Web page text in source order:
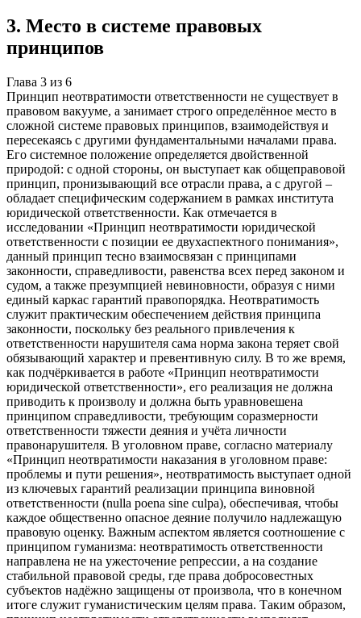
3. Место в системе правовых
принципов
Глава 3 из 6
Принцип неотвратимости ответственности не существует в
правовом вакууме, а занимает строго определённое место в
сложной системе правовых принципов, взаимодействуя и
пересекаясь с другими фундаментальными началами права.
Его системное положение определяется двойственной
природой: с одной стороны, он выступает как общеправовой
принцип, пронизывающий все отрасли права, а с другой –
обладает специфическим содержанием в рамках института
юридической ответственности. Как отмечается в
исследовании «Принцип неотвратимости юридической
ответственности с позиции ее двухаспектного понимания»,
данный принцип тесно взаимосвязан с принципами
законности, справедливости, равенства всех перед законом и
судом, а также презумпцией невиновности, образуя с ними
единый каркас гарантий правопорядка. Неотвратимость
служит практическим обеспечением действия принципа
законности, поскольку без реального привлечения к
ответственности нарушителя сама норма закона теряет свой
обязывающий характер и превентивную силу. В то же время,
как подчёркивается в работе «Принцип неотвратимости
юридической ответственности», его реализация не должна
приводить к произволу и должна быть уравновешена
принципом справедливости, требующим соразмерности
ответственности тяжести деяния и учёта личности
правонарушителя. В уголовном праве, согласно материалу
«Принцип неотвратимости наказания в уголовном праве:
проблемы и пути решения», неотвратимость выступает одной
из ключевых гарантий реализации принципа виновной
ответственности (nulla poena sine culpa), обеспечивая, чтобы
каждое общественно опасное деяние получило надлежащую
правовую оценку. Важным аспектом является соотношение с
принципом гуманизма: неотвратимость ответственности
направлена не на ужесточение репрессии, а на создание
стабильной правовой среды, где права добросовестных
субъектов надёжно защищены от произвола, что в конечном
итоге служит гуманистическим целям права. Таким образом,